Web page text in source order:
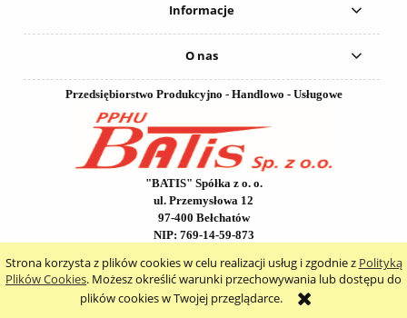
Strona korzysta z plików cookies w celu realizacji usług i zgodnie z Polityką
Plików Cookies. Możesz określić warunki przechowywania lub dostępu do
plików cookies w Twojej przeglądarce.
Informacje
O nas
Przedsiębiorstwo Produkcyjno - Handlowo - Usługowe
"BATIS" Spółka z o. o.
ul. Przemysłowa 12
97-400 Bełchatów
NIP: 769-14-59-873
KRS: 0000043892
Sąd Rejonowy dla Łodzi-Śródmieścia w Łodzi, XX Wydział
Krajowego Rejestru Sądowego